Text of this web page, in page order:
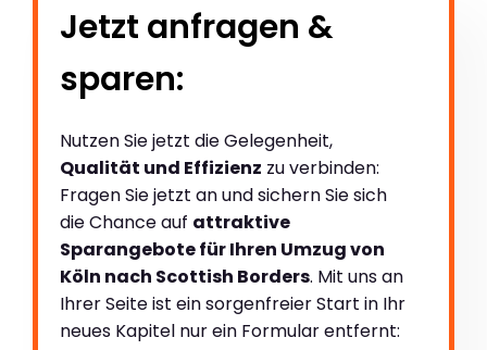
Jetzt anfragen &
sparen:
Nutzen Sie jetzt die Gelegenheit,
Qualität und Effizienz zu verbinden:
Fragen Sie jetzt an und sichern Sie sich
die Chance auf attraktive
Sparangebote für Ihren Umzug von
Köln nach Scottish Borders. Mit uns an
Ihrer Seite ist ein sorgenfreier Start in Ihr
neues Kapitel nur ein Formular entfernt: